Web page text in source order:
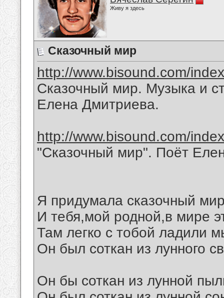
Живу я здесь
Сказочный мир
http://www.bisound.com/
Сказочный мир. Музыка и
Елена Дмитриева.
http://www.bisound.com/
"Сказочный мир". Поёт
Я придумала сказочный
И тебя,мой родной,в мире
Там легко с тобой ладили
Он был соткан из лунного
Он бы соткан из лунной